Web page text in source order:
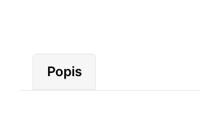
Popis